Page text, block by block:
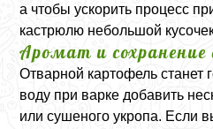
а чтобы ускорить процесс
кастрюлю небольшой
Аромат и
Отварной картофель станет
воду при варке добавить
или сушеного укропа. Если